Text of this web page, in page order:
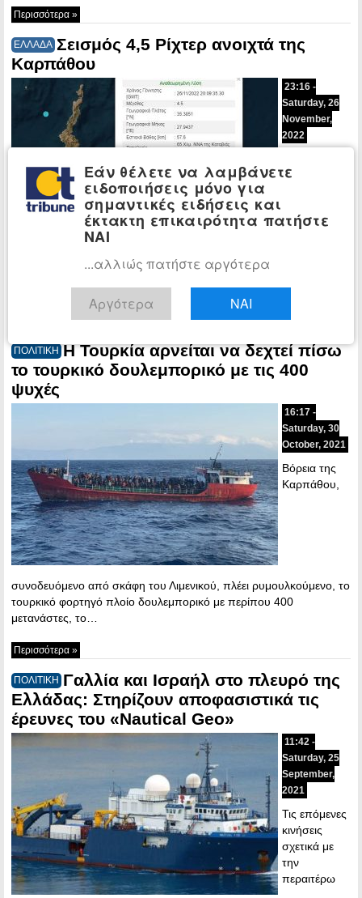
Περισσότερα »
ΕΛΛΑΔΑ Σεισμός 4,5 Ρίχτερ ανοιχτά της
Καρπάθου
23:16 -
Saturday, 26
November,
2022
σημειώθηκε
του
θαλάσσιο χώρο ανοιχτά της Καρπάθου. Σύμφωνα με την
αναθεωρημένη…
Περισσότερα »
ΠΟΛΙΤΙΚΗ Η Τουρκία αρνείται να δεχτεί πίσω
το τουρκικό δουλεμπορικό με τις 400
ψυχές
16:17 -
Saturday, 30
October, 2021
Βόρεια της
Καρπάθου,
συνοδευόμενο από σκάφη του Λιμενικού, πλέει ρυμουλκούμενο, το
τουρκικό φορτηγό πλοίο δουλεμπορικό με περίπου 400
μετανάστες, το…
Περισσότερα »
ΠΟΛΙΤΙΚΗ Γαλλία και Ισραήλ στο πλευρό της
Ελλάδας: Στηρίζουν αποφασιστικά τις
έρευνες του «Nautical Geo»
11:42 -
Saturday, 25
September,
2021
Τις επόμενες
κινήσεις
σχετικά με
την
περαιτέρω
Εάν θέλετε να λαμβάνετε
ειδοποιήσεις μόνο για
σημαντικές ειδήσεις και
έκτακτη επικαιρότητα πατήστε
ΝΑΙ
...αλλιώς πατήστε αργότερα
Αργότερα ΝΑΙ